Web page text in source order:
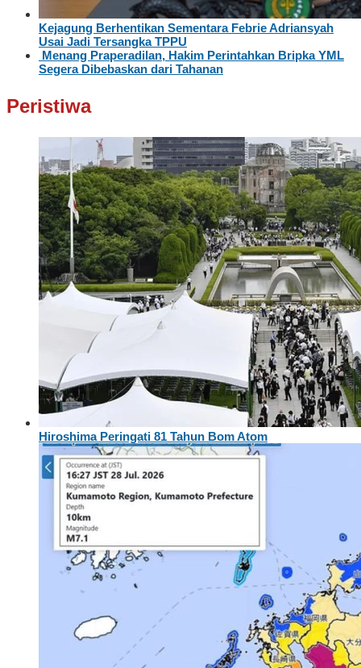
Kejagung Berhentikan Sementara Febrie Adriansyah
Usai Jadi Tersangka TPPU
Menang Praperadilan, Hakim Perintahkan Bripka YML
Segera Dibebaskan dari Tahanan
Peristiwa
Hiroshima Peringati 81 Tahun Bom Atom